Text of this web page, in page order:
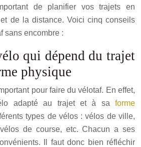
de planifier vos trajets en
de la distance. Voici cinq conseils
sans encombre :
qui dépend du trajet
physique
pour faire du vélotaf. En effet,
adapté au trajet et à sa forme
types de vélos : vélos de ville,
de course, etc. Chacun a ses
Il faut donc bien réfléchir